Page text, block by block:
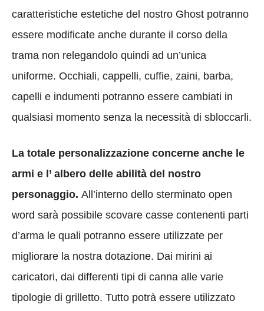
caratteristiche estetiche del nostro Ghost potranno
essere modificate anche durante il corso della
trama non relegandolo quindi ad un’unica
uniforme. Occhiali, cappelli, cuffie, zaini, barba,
capelli e indumenti potranno essere cambiati in
qualsiasi momento senza la necessità di sbloccarli.
La totale personalizzazione concerne anche le
armi e l’ albero delle abilità del nostro
personaggio. All’interno dello sterminato open
word sarà possibile scovare casse contenenti parti
d’arma le quali potranno essere utilizzate per
migliorare la nostra dotazione. Dai mirini ai
caricatori, dai differenti tipi di canna alle varie
tipologie di grilletto. Tutto potrà essere utilizzato